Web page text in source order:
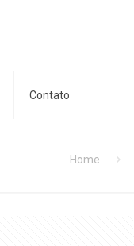
Contato
Home